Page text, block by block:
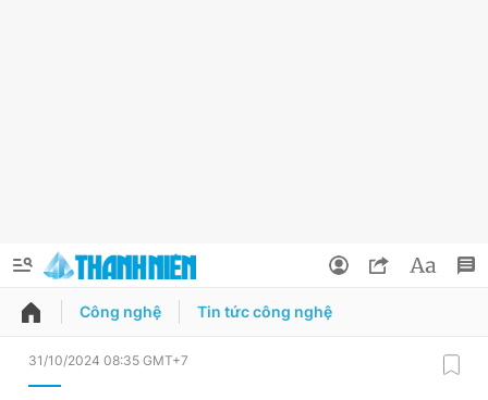
QUẢNG CÁO ĐẶT BÁO
Công nghệ Tin tức công nghệ
31/10/2024 08:35 GMT+7